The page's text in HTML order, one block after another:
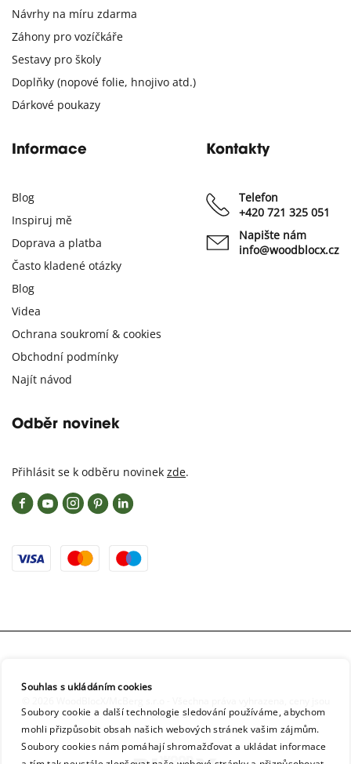
Návrhy na míru zdarma
Záhony pro vozíčkáře
Sestavy pro školy
Doplňky (nopové folie, hnojivo atd.)
Dárkové poukazy
Informace
Blog
Inspiruj mě
Doprava a platba
Často kladené otázky
Blog
Videa
Ochrana soukromí & cookies
Obchodní podmínky
Najít návod
Kontakty
Telefon
+420 721 325 051
Napište nám
info@woodblocx.cz
Odběr novinek
Přihlásit se k odběru novinek zde.
včetně DPH
Souhlas s ukládáním cookies
Soubory cookie a další technologie sledování používáme, abychom
mohli přizpůsobit obsah našich webových stránek vašim zájmům.
Soubory cookies nám pomáhají shromažďovat a ukládat informace